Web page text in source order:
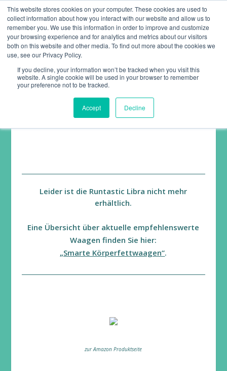
This website stores cookies on your computer. These cookies are used to
collect information about how you interact with our website and allow us to
remember you. We use this information in order to improve and customize
your browsing experience and for analytics and metrics about our visitors
both on this website and other media. To find out more about the cookies we
use, see our Privacy Policy.
If you decline, your information won’t be tracked when you visit this
website. A single cookie will be used in your browser to remember
your preference not to be tracked.
Accept Decline
RUNTASTIC LIBRA
(VERNETZTE WAAGE)
Leider ist die Runtastic Libra nicht mehr
erhältlich.
Eine Übersicht über aktuelle empfehlenswerte
Waagen finden Sie hier:
„Smarte Körperfettwaagen“.
zur Amazon Produktseite